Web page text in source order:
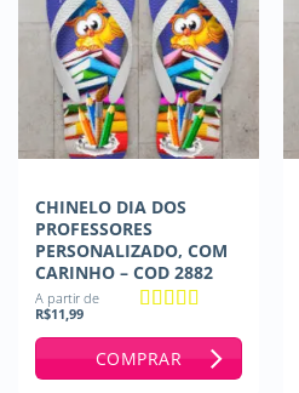
CHINELO DIA DOS
PROFESSORES
PERSONALIZADO, COM
CARINHO – COD 2882
A partir de
R$11,99
COMPRAR